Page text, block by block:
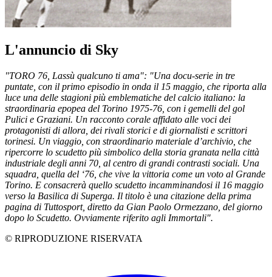
L'annuncio di Sky
"TORO 76, Lassù qualcuno ti ama": "Una docu-serie in tre
puntate, con il primo episodio in onda il 15 maggio, che riporta alla
luce una delle stagioni più emblematiche del calcio italiano: la
straordinaria epopea del Torino 1975-76, con i gemelli del gol
Pulici e Graziani. Un racconto corale affidato alle voci dei
protagonisti di allora, dei rivali storici e di giornalisti e scrittori
torinesi. Un viaggio, con straordinario materiale d’archivio, che
ripercorre lo scudetto più simbolico della storia granata nella città
industriale degli anni 70, al centro di grandi contrasti sociali. Una
squadra, quella del ‘76, che vive la vittoria come un voto al Grande
Torino. E consacrerà quello scudetto incamminandosi il 16 maggio
verso la Basilica di Superga. Il titolo è una citazione della prima
pagina di Tuttosport, diretto da Gian Paolo Ormezzano, del giorno
dopo lo Scudetto. Ovviamente riferito agli Immortali".
© RIPRODUZIONE RISERVATA